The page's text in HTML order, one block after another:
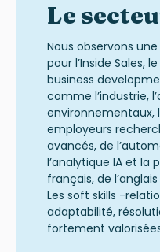
Le
Nous observons
pour l’Inside Sales,
business
comme l’industrie,
environnementaux,
employeurs
avancés, de
l’analytique IA et la
français, de
Les soft skills -
adaptabilité,
fortement